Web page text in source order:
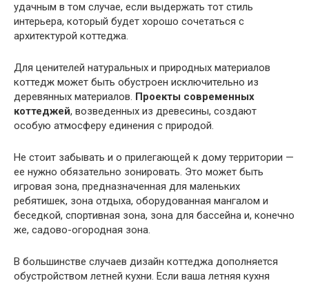
удачным в том случае, если выдержать тот стиль
интерьера, который будет хорошо сочетаться с
архитектурой коттеджа.
Для ценителей натуральных и природных материалов
коттедж может быть обустроен исключительно из
деревянных материалов. Проекты современных
коттеджей, возведенных из древесины, создают
особую атмосферу единения с природой.
Не стоит забывать и о прилегающей к дому территории —
ее нужно обязательно зонировать. Это может быть
игровая зона, предназначенная для маленьких
ребятишек, зона отдыха, оборудованная мангалом и
беседкой, спортивная зона, зона для бассейна и, конечно
же, садово-огородная зона.
В большинстве случаев дизайн коттеджа дополняется
обустройством летней кухни. Если ваша летняя кухня